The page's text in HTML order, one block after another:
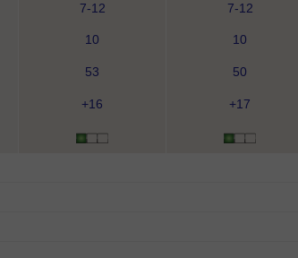
7-12
7-12
10 10
53 50
+16 +17